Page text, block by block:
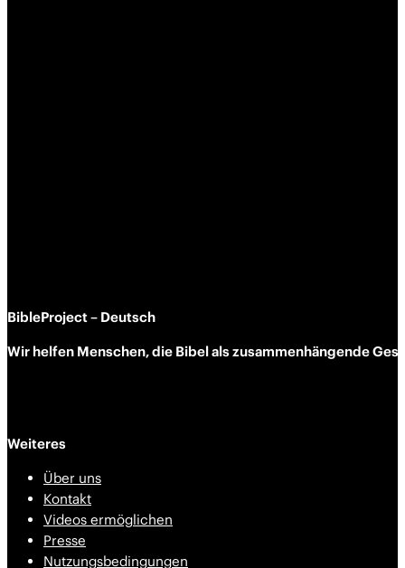
BibleProject – Deutsch
Wir helfen Menschen, die Bibel als zusammen­hängende
Weiteres
Über uns
Kontakt
Videos ermöglichen
Presse
Nutzungsbedingungen